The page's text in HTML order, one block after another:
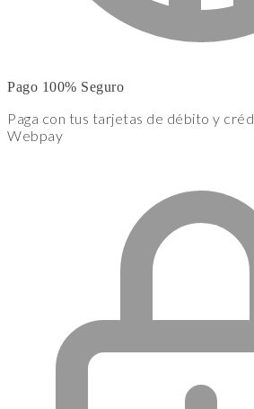
Pago 100% Seguro
Paga con tus tarjetas de débito y
Webpay